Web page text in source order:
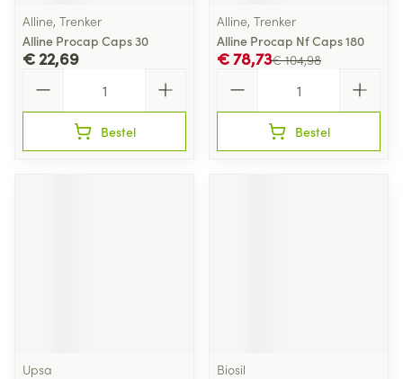
Alline, Trenker
Alline Procap Caps 30
€ 22,69
Bestel
Alline, Trenker
Alline Procap Nf Caps 180
€ 104,98
€ 78,73
Bestel
Upsa
Biosil